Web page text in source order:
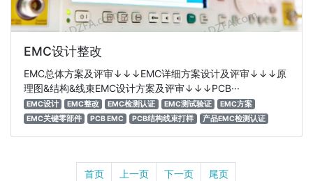
EMC设计整改
EMC总体方案及评审↓↓↓EMC详细方案设计及评审↓↓↓原
理图&结构&线束EMC设计方案及评审↓↓↓PCB···
EMC设计 EMC整改 EMC检测认证 EMC测试验证
EMC方案
EMC关键零部件
PCB EMC PCB结构线束打样 产品EMC检测认证
首页 上一页 下一页 尾页